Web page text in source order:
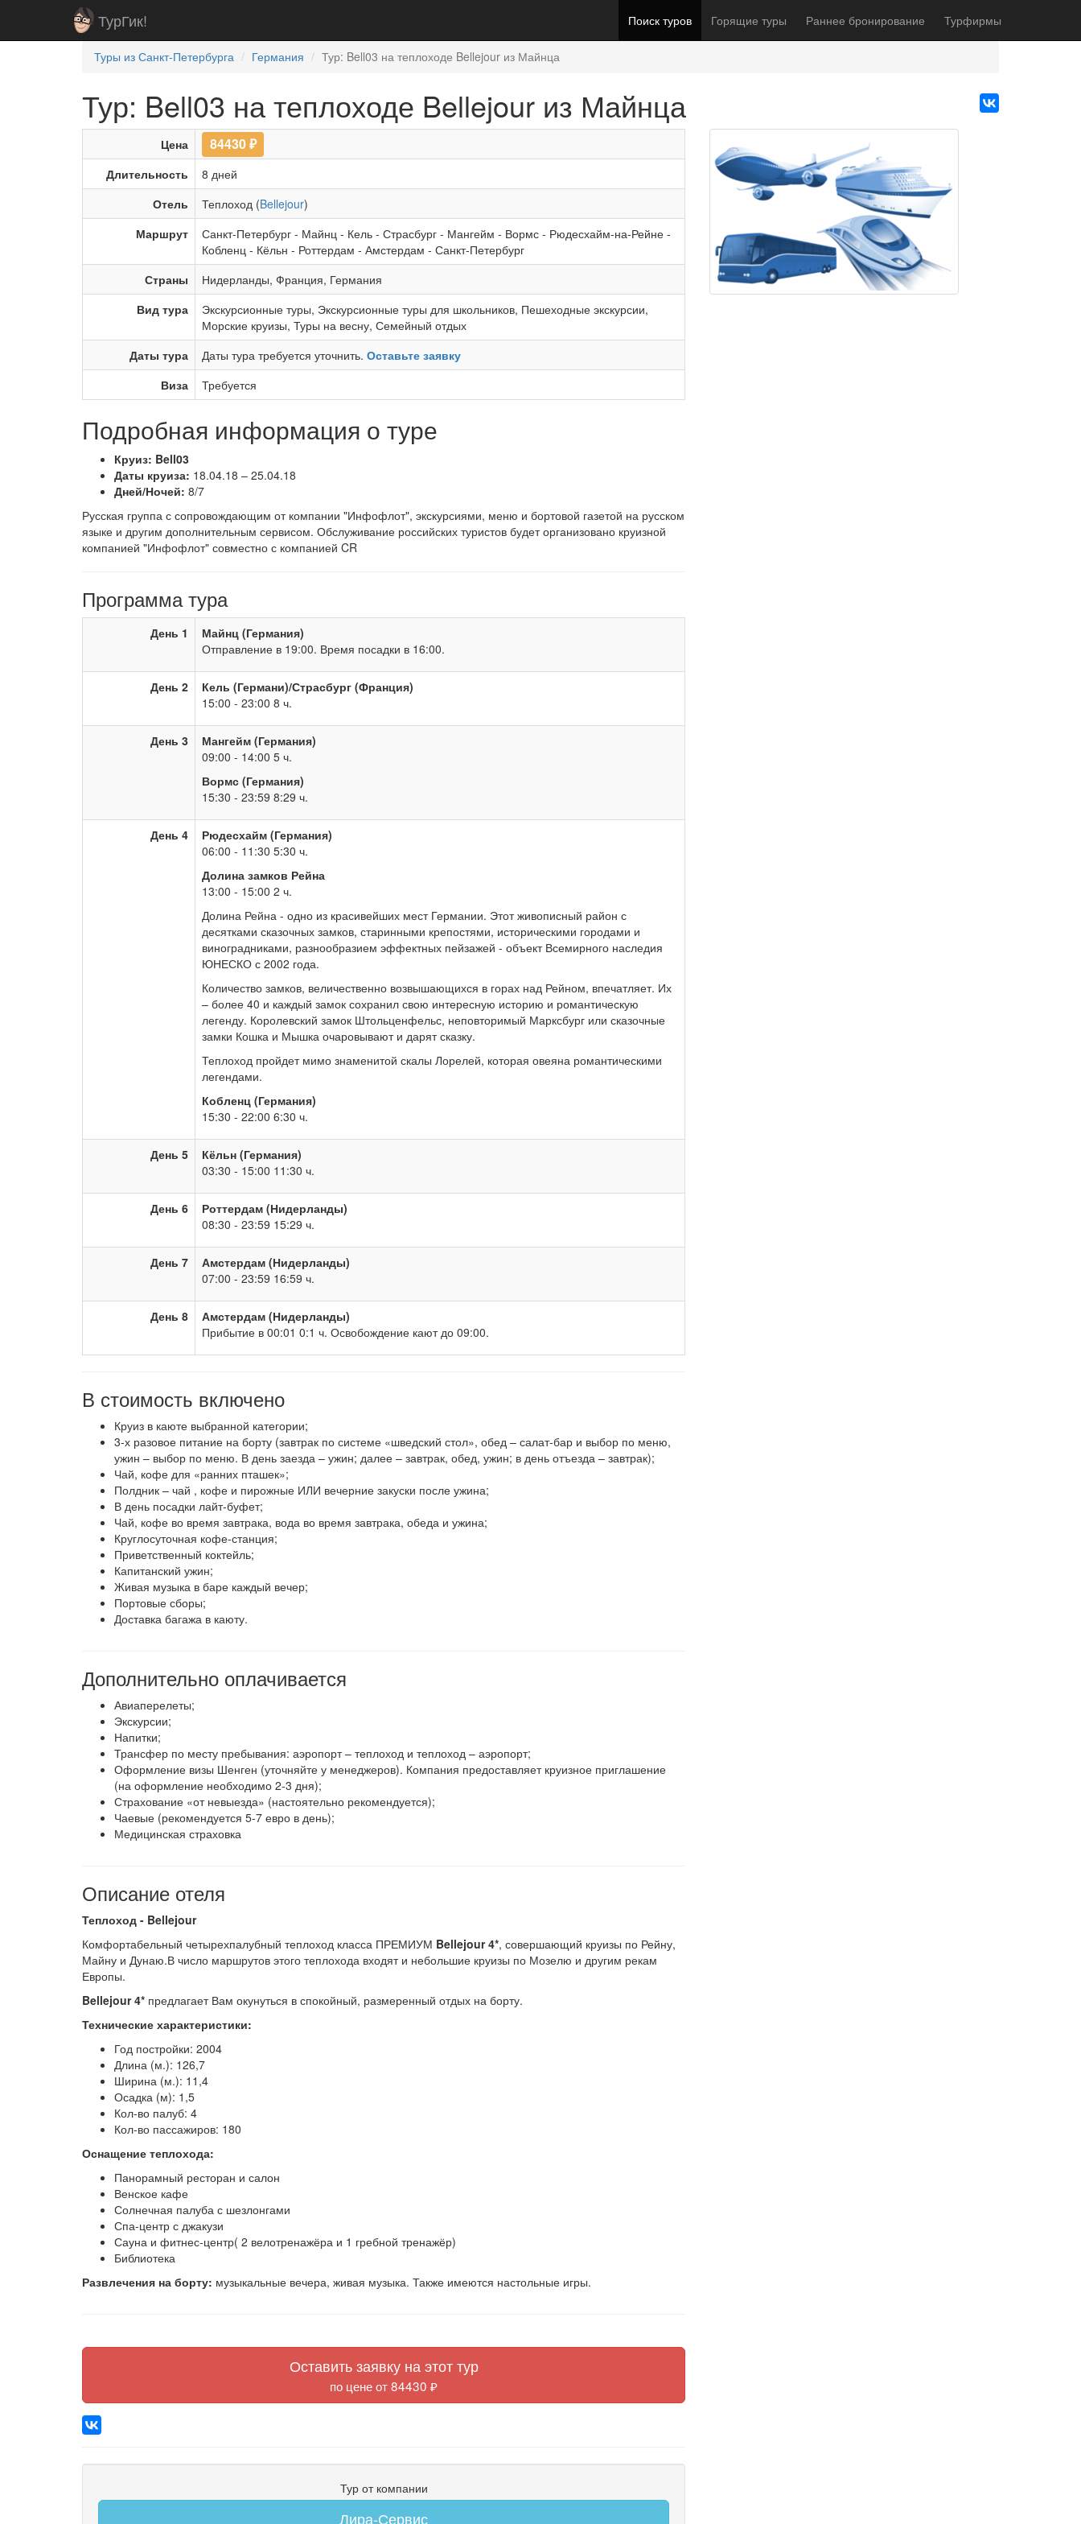
ТурГик! Поиск туров Горящие туры Раннее бронирование Турфирмы
Туры из Санкт-Петербурга Германия Тур: Bell03 на теплоходе Bellejour из Майнца
Тур: Bell03 на теплоходе Bellejour из Майнца
Цена 84430₽
Длительность
8 дней
Отель
Теплоход (Bellejour)
Маршрут
Санкт-Петербург - Майнц - Кель - Страсбург - Мангейм - Вормс - Рюдесхайм-на-Рейне -
Кобленц - Кёльн - Роттердам - Амстердам - Санкт-Петербург
Страны
Нидерланды, Франция, Германия
Вид тура
Экскурсионные туры, Экскурсионные туры для школьников, Пешеходные экскурсии,
Морские круизы, Туры на весну, Семейный отдых
Даты тура
Даты тура требуется уточнить. Оставьте заявку
Виза
Требуется
Подробная информация о туре
Круиз: Bell03
Даты круиза: 18.04.18 – 25.04.18
Дней/Ночей: 8/7
Русская группа с сопровождающим от компании "Инфофлот", экскурсиями, меню и бортовой газетой на русском
языке и другим дополнительным сервисом. Обслуживание российских туристов будет организовано круизной
компанией "Инфофлот" совместно с компанией CR
Программа тура
День 1
Майнц (Германия)
Отправление в 19:00. Время посадки в 16:00.
День 2
Кель (Германи)/Страсбург (Франция)
15:00 - 23:00 8 ч.
День 3
Мангейм (Германия)
09:00 - 14:00 5 ч.
Вормс (Германия)
15:30 - 23:59 8:29 ч.
День 4
Рюдесхайм (Германия)
06:00 - 11:30 5:30 ч.
Долина замков Рейна
13:00 - 15:00 2 ч.
Долина Рейна - одно из красивейших мест Германии. Этот живописный район с
десятками сказочных замков, старинными крепостями, историческими городами и
виноградниками, разнообразием эффектных пейзажей - объект Всемирного наследия
ЮНЕСКО с 2002 года.
Количество замков, величественно возвышающихся в горах над Рейном, впечатляет. Их
– более 40 и каждый замок сохранил свою интересную историю и романтическую
легенду. Королевский замок Штольценфельс, неповторимый Марксбург или сказочные
замки Кошка и Мышка очаровывают и дарят сказку.
Теплоход пройдет мимо знаменитой скалы Лорелей, которая овеяна романтическими
легендами.
Кобленц (Германия)
15:30 - 22:00 6:30 ч.
День 5
Кёльн (Германия)
03:30 - 15:00 11:30 ч.
День 6
Роттердам (Нидерланды)
08:30 - 23:59 15:29 ч.
День 7
Амстердам (Нидерланды)
07:00 - 23:59 16:59 ч.
День 8
Амстердам (Нидерланды)
Прибытие в 00:01 0:1 ч. Освобождение кают до 09:00.
В стоимость включено
Круиз в каюте выбранной категории;
3-х разовое питание на борту (завтрак по системе «шведский стол», обед – салат-бар и выбор по меню,
ужин – выбор по меню. В день заезда – ужин; далее – завтрак, обед, ужин; в день отъезда – завтрак);
Чай, кофе для «ранних пташек»;
Полдник – чай , кофе и пирожные ИЛИ вечерние закуски после ужина;
В день посадки лайт-буфет;
Чай, кофе во время завтрака, вода во время завтрака, обеда и ужина;
Круглосуточная кофе-станция;
Приветственный коктейль;
Капитанский ужин;
Живая музыка в баре каждый вечер;
Портовые сборы;
Доставка багажа в каюту.
Дополнительно оплачивается
Авиаперелеты;
Экскурсии;
Напитки;
Трансфер по месту пребывания: аэропорт – теплоход и теплоход – аэропорт;
Оформление визы Шенген (уточняйте у менеджеров). Компания предоставляет круизное приглашение
(на оформление необходимо 2-3 дня);
Страхование «от невыезда» (настоятельно рекомендуется);
Чаевые (рекомендуется 5-7 евро в день);
Медицинская страховка
Описание отеля
Теплоход - Bellejour
Комфортабельный четырехпалубный теплоход класса ПРЕМИУМ Bellejour 4*, совершающий круизы по Рейну,
Майну и Дунаю.В число маршрутов этого теплохода входят и небольшие круизы по Мозелю и другим рекам
Европы.
Bellejour 4* предлагает Вам окунуться в спокойный, размеренный отдых на борту.
Технические характеристики:
Год постройки: 2004
Длина (м.): 126,7
Ширина (м.): 11,4
Осадка (м): 1,5
Кол-во палуб: 4
Кол-во пассажиров: 180
Оснащение теплохода:
Панорамный ресторан и салон
Венское кафе
Солнечная палуба с шезлонгами
Спа-центр с джакузи
Сауна и фитнес-центр( 2 велотренажёра и 1 гребной тренажёр)
Библиотека
Развлечения на борту: музыкальные вечера, живая музыка. Также имеются настольные игры.
Оставить заявку на этот тур
по цене от 84430 ₽
Тур от компании
Лира-Сервис